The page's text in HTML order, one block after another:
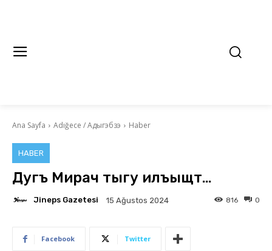
Ana Sayfa Adığece / Адыгэбзэ Haber
HABER
Дугъ Мирач тыгу илъыщт…
Jineps Gazetesi 15 Ağustos 2024 0
816
Facebook Twitter